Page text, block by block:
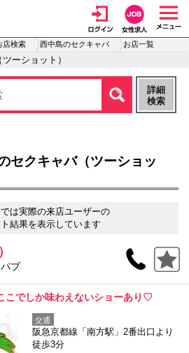
店検索 西中島のセクキャバ お店一覧
ーショット）
詳細
検索
セクキャバ（ツーショッ
は実際の来店ユーザーの
結果を表示しています
ブ
こでしか味わえないショーあり♡
交通
阪急京都線「南方駅」2番出口より
徒歩3分